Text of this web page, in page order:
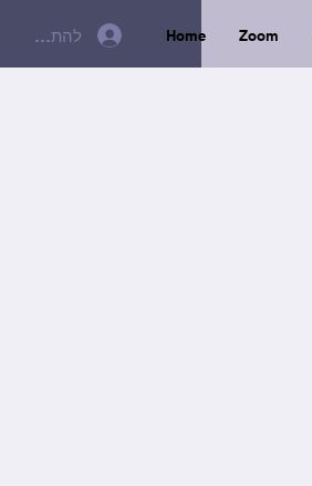
להתחברות Home Zoom